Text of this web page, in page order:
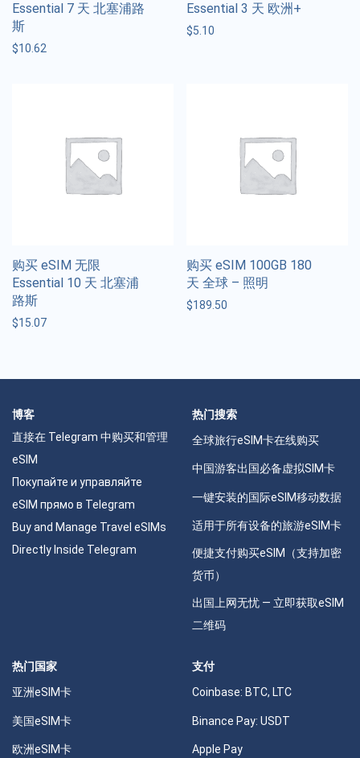
Essential 7 天 北塞浦路
斯
$10.62
Essential 3 天 欧洲+
$5.10
购买 eSIM 无限
Essential 10 天 北塞浦
路斯
$15.07
购买 eSIM 100GB 180
天 全球 – 照明
$189.50
博客
直接在 Telegram 中购买和管理
eSIM
Покупайте и управляйте
eSIM прямо в Telegram
Buy and Manage Travel eSIMs
Directly Inside Telegram
热门搜索
全球旅行eSIM卡在线购买
中国游客出国必备虚拟SIM卡
一键安装的国际eSIM移动数据
适用于所有设备的旅游eSIM卡
便捷支付购买eSIM（支持加密
货币）
出国上网无忧 — 立即获取eSIM
二维码
热门国家
亚洲eSIM卡
美国eSIM卡
欧洲eSIM卡
支付
Coinbase: BTC, LTC
Binance Pay: USDT
Apple Pay